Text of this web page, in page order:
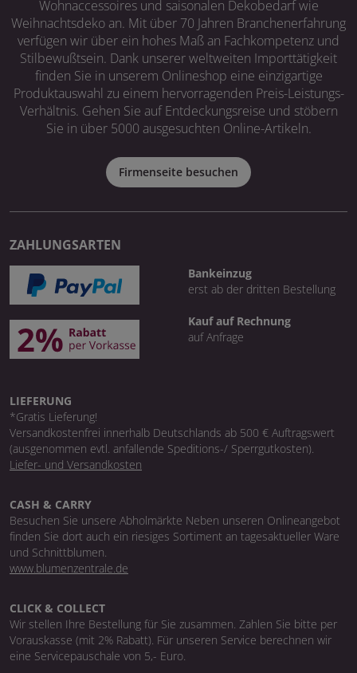
Wohnaccessoires und saisonalen Dekobedarf wie
Weihnachtsdeko an. Mit über 70 Jahren Branchenerfahrung
verfügen wir über ein hohes Maß an Fachkompetenz und
Stilbewußtsein. Dank unserer weltweiten Importtätigkeit
finden Sie in unserem Onlineshop eine einzigartige
Produktauswahl zu einem hervorragenden Preis-Leistungs-
Verhältnis. Gehen Sie auf Entdeckungsreise und stöbern
Sie in über 5000 ausgesuchten Online-Artikeln.
Firmenseite besuchen
ZAHLUNGSARTEN
Bankeinzug
erst ab der dritten Bestellung
Kauf auf Rechnung
auf Anfrage
LIEFERUNG
*Gratis Lieferung!
Versandkostenfrei innerhalb Deutschlands ab 500 € Auftragswert
(ausgenommen evtl. anfallende Speditions-/ Sperrgutkosten).
Liefer- und Versandkosten
CASH & CARRY
Besuchen Sie unsere Abholmärkte Neben unseren Onlineangebot
finden Sie dort auch ein riesiges Sortiment an tagesaktueller Ware
und Schnittblumen.
www.blumenzentrale.de
CLICK & COLLECT
Wir stellen Ihre Bestellung für Sie zusammen. Zahlen Sie bitte per
Vorauskasse (mit 2% Rabatt). Für unseren Service berechnen wir
eine Servicepauschale von 5,- Euro.